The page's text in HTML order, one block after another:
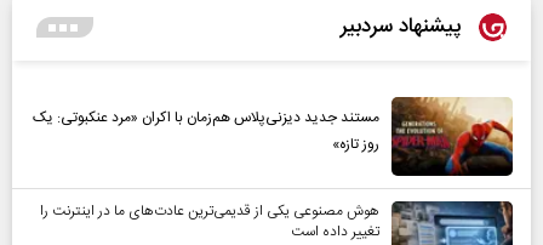
پیشنهاد سردبیر
مستند جدید دیزنی‌پلاس هم‌زمان با اکران «مرد عنکبوتی: یک
روز تازه»
هوش مصنوعی یکی از قدیمی‌ترین عادت‌های ما در اینترنت را
تغییر داده است